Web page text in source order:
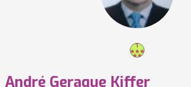
André Geraque Kiffer